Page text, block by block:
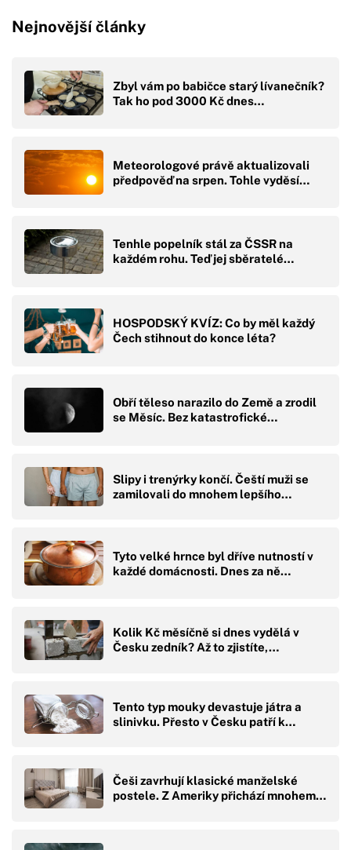
Nejnovější články
Zbyl vám po babičce starý lívanečník?
Tak ho pod 3000 Kč dnes…
Meteorologové právě aktualizovali
předpověď na srpen. Tohle vyděsí…
Tenhle popelník stál za ČSSR na
každém rohu. Teď jej sběratelé…
HOSPODSKÝ KVÍZ: Co by měl každý
Čech stihnout do konce léta?
Obří těleso narazilo do Země a zrodil
se Měsíc. Bez katastrofické…
Slipy i trenýrky končí. Čeští muži se
zamilovali do mnohem lepšího…
Tyto velké hrnce byl dříve nutností v
každé domácnosti. Dnes za ně…
Kolik Kč měsíčně si dnes vydělá v
Česku zedník? Až to zjistíte,…
Tento typ mouky devastuje játra a
slinivku. Přesto v Česku patří k…
Češi zavrhují klasické manželské
postele. Z Ameriky přichází mnohem…